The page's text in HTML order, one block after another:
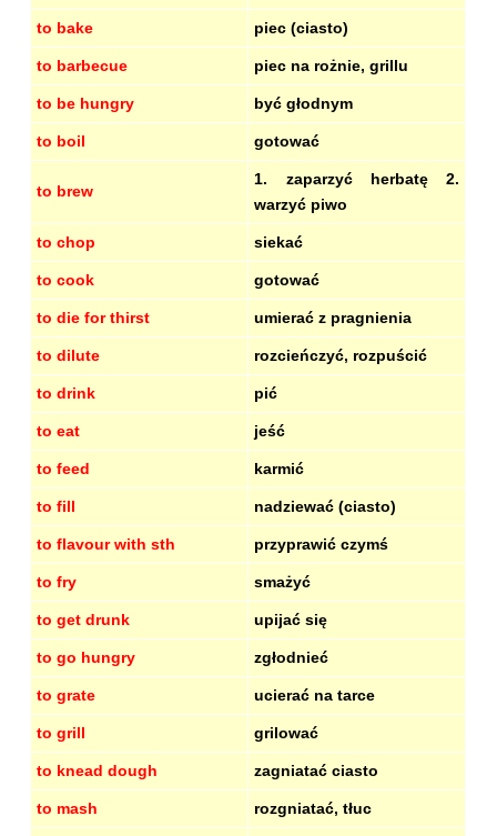
to bake piec (ciasto)
to barbecue piec na rożnie, grillu
to be hungry być głodnym
to boil gotować
to brew
1. zaparzyć herbatę 2.
warzyć piwo
to chop siekać
to cook gotować
to die for thirst umierać z pragnienia
to dilute rozcieńczyć, rozpuścić
to drink pić
to eat jeść
to feed karmić
to fill nadziewać (ciasto)
to flavour with sth przyprawić czymś
to fry smażyć
to get drunk upijać się
to go hungry zgłodnieć
to grate ucierać na tarce
to grill grilować
to knead dough zagniatać ciasto
to mash rozgniatać, tłuc